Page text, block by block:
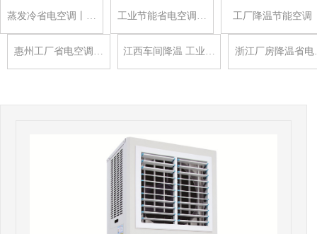
蒸发冷省电空调丨… 工业节能省电空调… 工厂降温节能空调
惠州工厂省电空调… 江西车间降温 工业… 浙江厂房降温省